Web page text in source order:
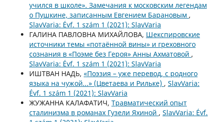
учился в школе». Замечания к московским легендам
о Пушкине, записанным Евгением Барановым ,
SlavVaria: Évf. 1 szám 1 (2021): SlavVaria
ГАЛИНА ПАВЛОВНА МИХАЙЛОВА, Шекспировские
источники темы «потаённой вины» и греховного
сознания в «Поэме без Героя» Анны Ахматовой ,
SlavVaria: Évf. 1 szám 1 (2021): SlavVaria
ИШТВАН НАДЬ, «Поэзия – уже перевод, с родного
языка на чужой...» (Цветаева и Рильке) , SlavVaria:
Évf. 1 szám 1 (2021): SlavVaria
ЖУЖАННА КАЛАФАТИЧ, Травматический опыт
сталинизма в романах Гузели Яхиной , SlavVaria: Évf.